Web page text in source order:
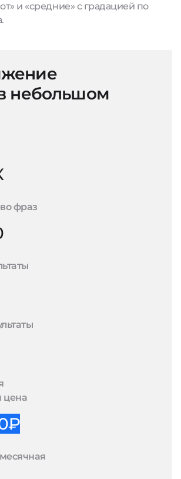
и «средние» с градацией по
небольшом
фраз
цена